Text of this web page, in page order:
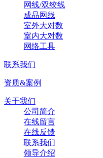
网线/双绞线
成品网线
室外大对数
室内大对数
网络工具
联系我们
资质&案例
关于我们
公司简介
在线留言
在线反馈
联系我们
领导介绍